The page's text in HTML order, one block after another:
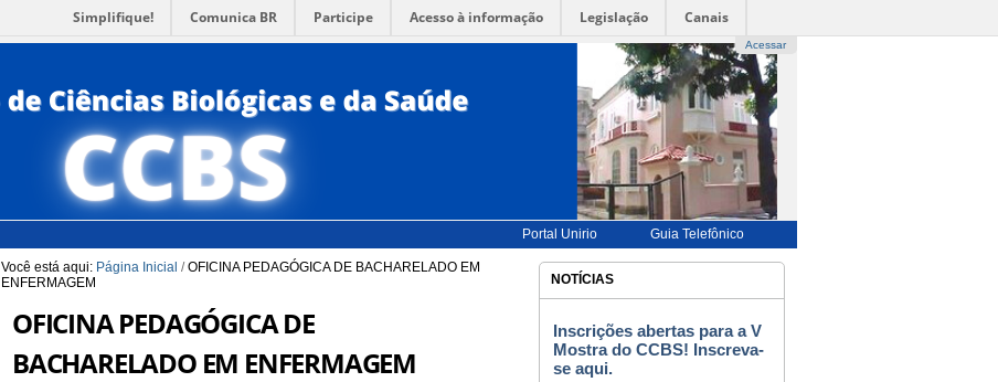
Simplifique! Comunica BR Participe Acesso à informação Legislação Canais
Acessar
ESPAÑOL |--> FRANÇAIS-->
ALTO CONTRASTE | MAPA DO SITE
Portal Unirio Guia Telefônico
Você está aqui: Página Inicial /OFICINA PEDAGÓGICA DE BACHARELADO EM
ENFERMAGEM
OFICINA PEDAGÓGICA DE
BACHARELADO EM ENFERMAGEM
NOTÍCIAS
Inscrições abertas para a V
Mostra do CCBS! Inscreva-
se aqui.